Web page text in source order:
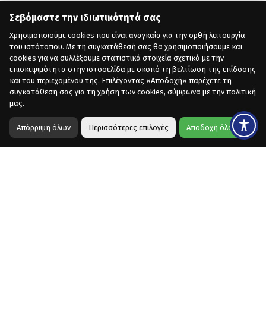
Σεβόμαστε την ιδιωτικότητά σας
Χρησιμοποιούμε cookies που είναι αναγκαία για την ορθή λειτουργία
του ιστότοπου. Με τη συγκατάθεσή σας θα χρησιμοποιήσουμε και
cookies για να συλλέξουμε στατιστικά στοιχεία σχετικά με την
επισκεψιμότητα στην ιστοσελίδα με σκοπό τη βελτίωση της επίδοσης
και του περιεχομένου της. Επιλέγοντας «Αποδοχή» παρέχετε τη
συγκατάθεση σας για τη χρήση των cookies, σύμφωνα με την πολιτική
μας.
Απόρριψη όλων Περισσότερες επιλογές Αποδοχή όλων